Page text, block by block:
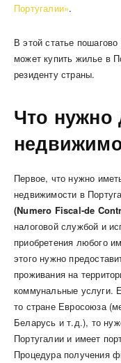
Португалии».
В этой статье
может купить жилье в
резиденту страны.
Что нужно
Первое, что нужно
недвижимости в
(Numero Fiscal-de
налоговой службой и
приобретения любого
этого нужно
проживания на
коммунальные услуги.
то стране Евросоюза
Беларусь и т.д.), то
Португалии и имеет
Процедура получения